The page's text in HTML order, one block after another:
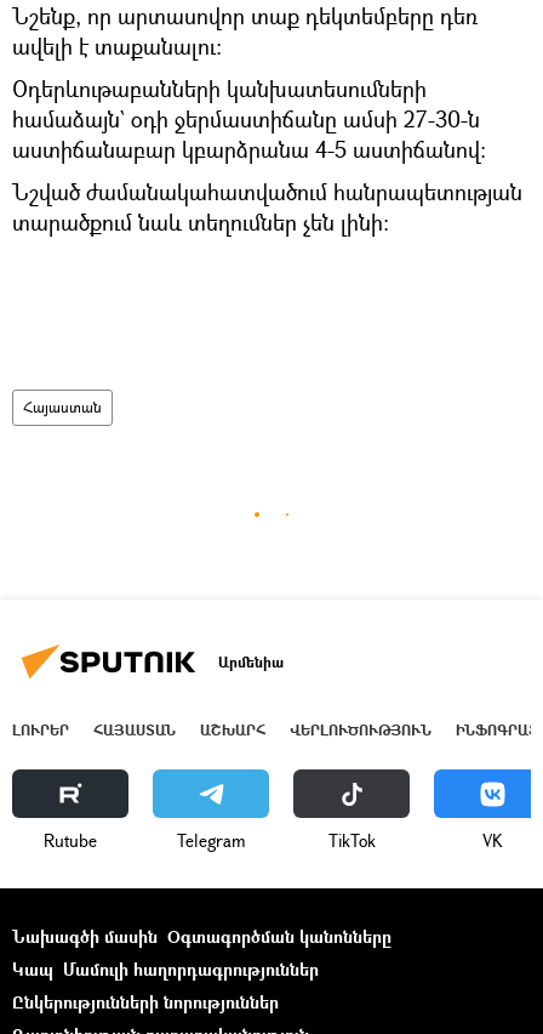
Նշենք, որ արտասովոր տաք դեկտեմբերը դեռ
ավելի է տաքանալու։
Օդերևութաբանների կանխատեսումների
համաձայն` օդի ջերմաստիճանը ամսի 27-30-ն
աստիճանաբար կբարձրանա 4-5 աստիճանով։
Նշված ժամանակահատվածում հանրապետության
տարածքում նաև տեղումներ չեն լինի։
Հայաստան
Արմենիա
ԼՈՒՐԵՐ ՀԱՅԱՍՏԱՆ ԱՇԽԱՐՀ ՎԵՐԼՈՒԾՈՒԹՅՈՒՆ
Rutube Telegram ТikТоk VK
Նախագծի մասին Օգտագործման կանոնները
Կապ Մամուլի հաղորդագրություններ
Ընկերությունների նորություններ